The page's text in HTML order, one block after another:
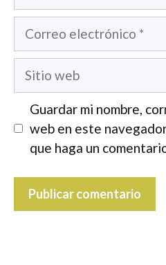
electrónico
web
Guardar mi nombre,
web en este
que haga un